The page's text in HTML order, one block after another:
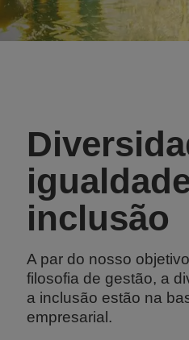
inclusão
A par do nosso
filosofia de gestão, a
a inclusão estão na
empresarial.